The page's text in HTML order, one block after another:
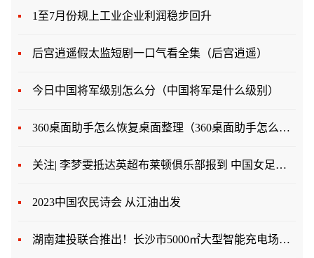
1至7月份规上工业企业利润稳步回升
后宫逍遥假太监短剧一口气看全集（后宫逍遥）
今日中国将军级别怎么分（中国将军是什么级别）
360桌面助手怎么恢复桌面整理（360桌面助手怎么恢复）
关注| 李梦雯抵达英超布莱顿俱乐部报到 中国女足下月9日苏州集结备战亚运会
2023中国农民诗会 从江油出发
湖南建投联合推出！长沙市5000㎡大型智能充电场站正式投入运营